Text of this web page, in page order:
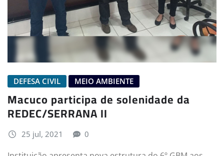
DEFESA CIVIL MEIO AMBIENTE
Macuco participa de solenidade da
REDEC/SERRANA II
25 jul, 2021 0